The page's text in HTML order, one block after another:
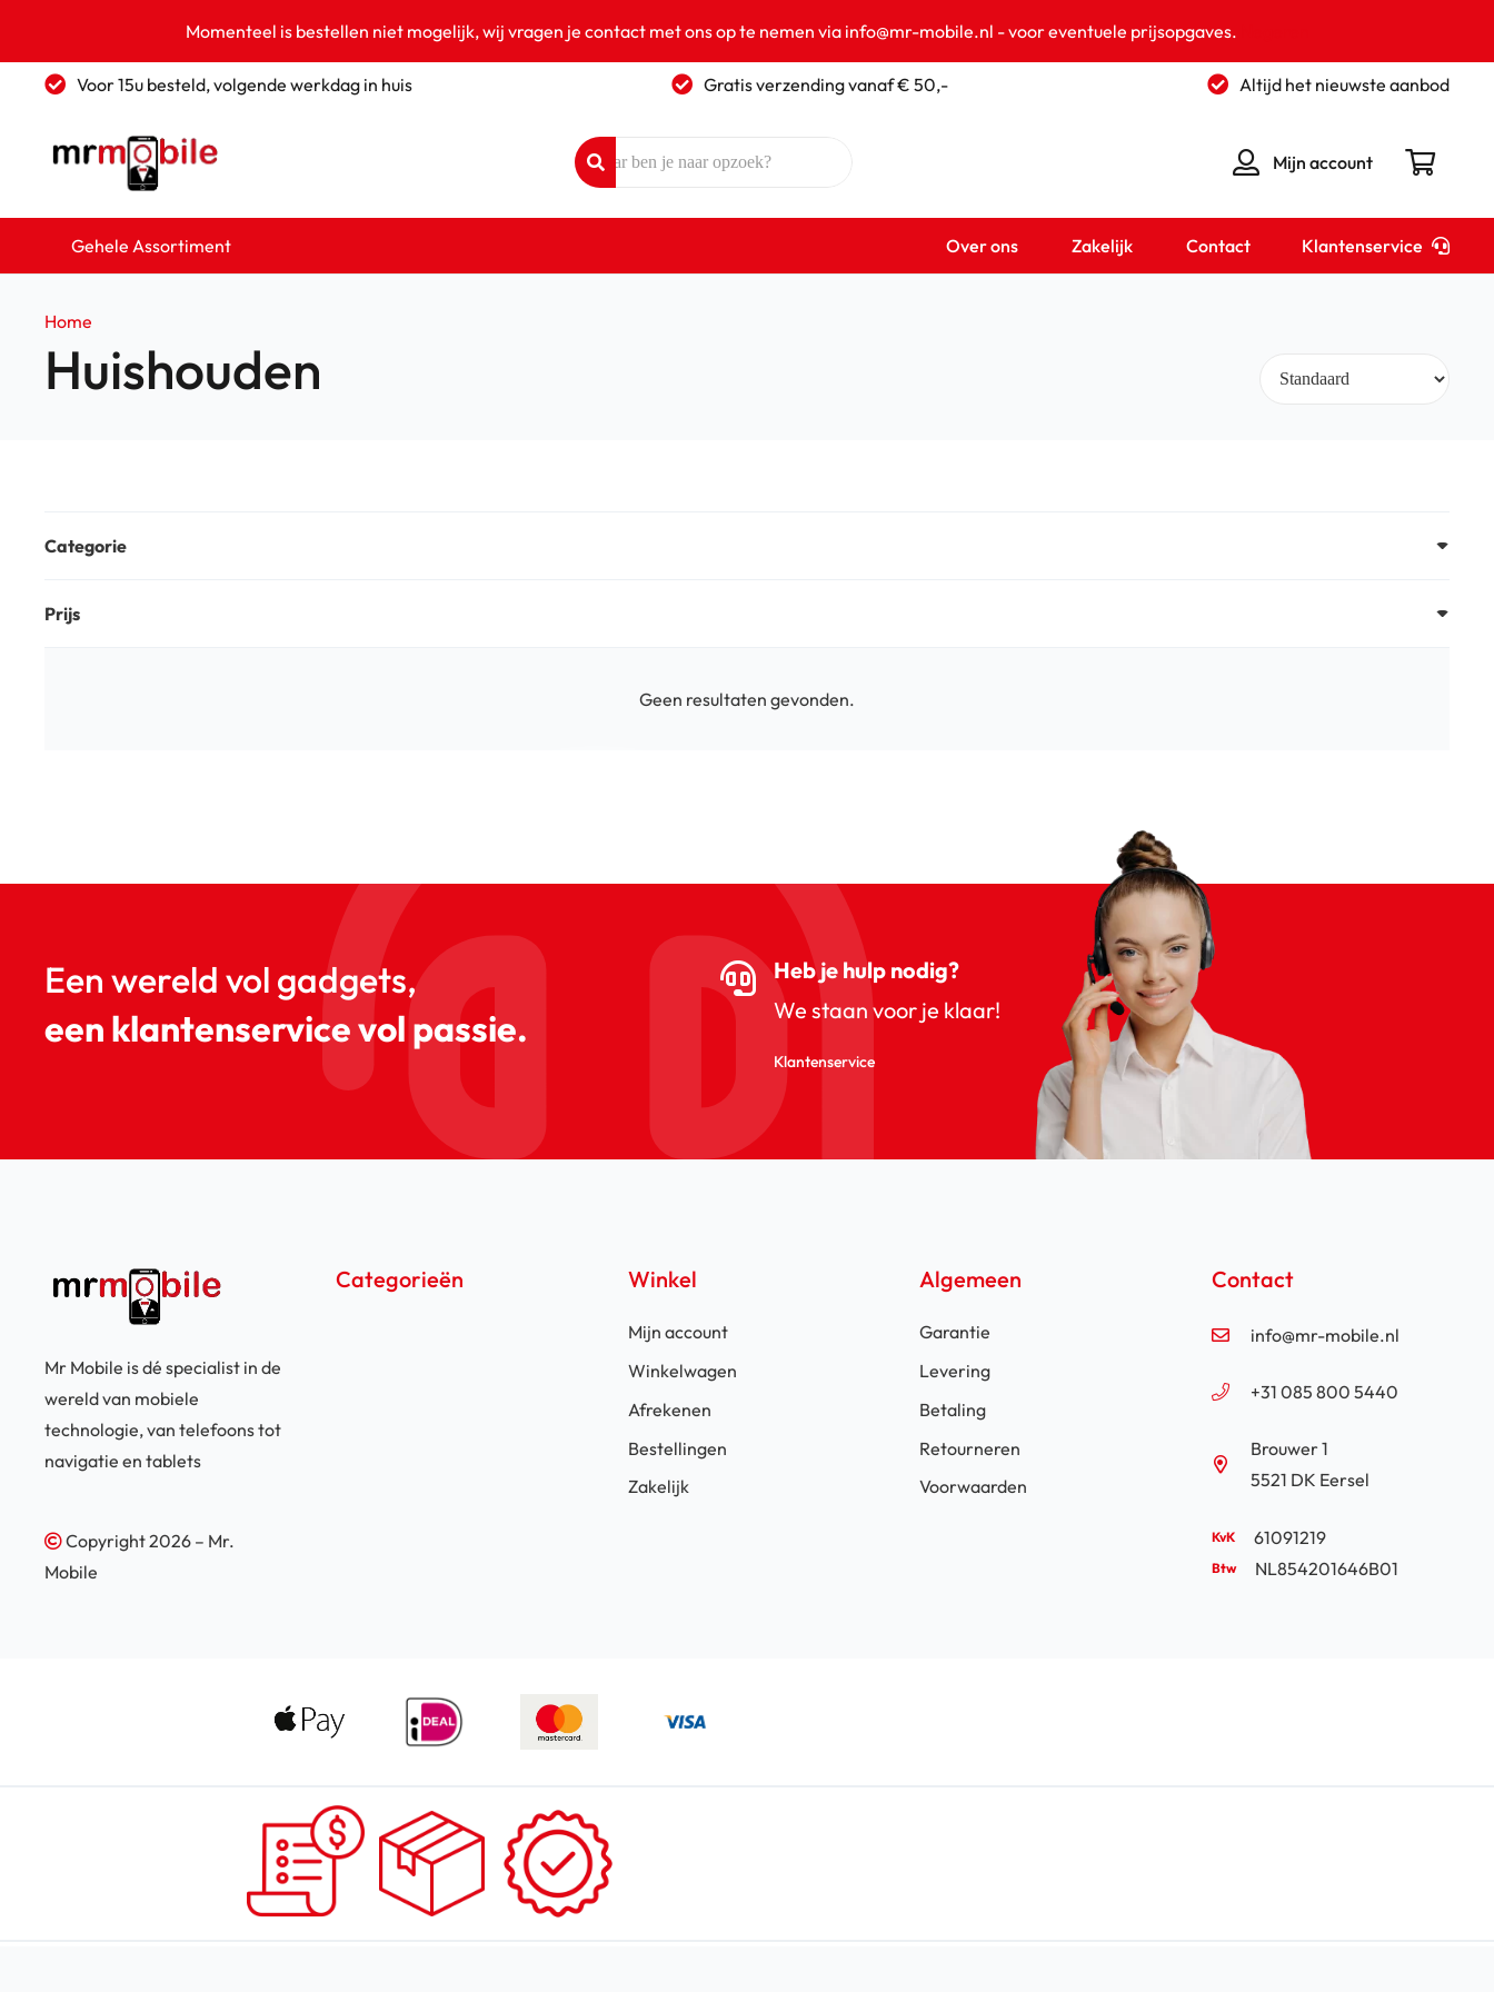
Momenteel is bestellen niet mogelijk, wij vragen je contact met ons op te nemen via info@mr-mobile.nl - voor eventuele prijsopgaves.
Voor 15u besteld, volgende werkdag in huis Gratis verzending vanaf € 50,- Altijd het nieuwste aanbod
Mijn account
Gehele Assortiment Over ons Zakelijk Contact Klantenservice
Home
Huishouden
Categorie
Prijs
Geen resultaten gevonden.
Een wereld vol gadgets,
een klantenservice vol passie.
Heb je hulp nodig?
We staan voor je klaar!
Klantenservice
Mr Mobile is dé specialist in de
wereld van mobiele
technologie, van telefoons tot
navigatie en tablets
Copyright 2026 – Mr.
Mobile
Categorieën Winkel
Mijn account
Winkelwagen
Afrekenen
Bestellingen
Zakelijk
Algemeen
Garantie
Levering
Betaling
Retourneren
Voorwaarden
Contact
info@mr-mobile.nl
+31 085 800 5440
Brouwer 1
5521 DK Eersel
61091219
NL854201646B01